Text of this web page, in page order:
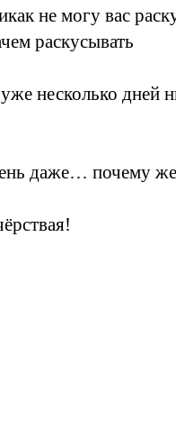
не могу вас
раскусывать
несколько дней
даже… почему